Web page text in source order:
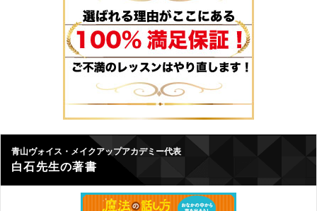
青山ヴォイス・メイクアップアカデミー代表
白石先生の著書